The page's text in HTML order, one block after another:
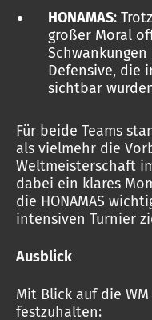
HONAMAS:
großer Moral
Defensive, die
sichtbar
Für beide Teams
als vielmehr die
Weltmeisterschaft
dabei ein klares
die HONAMAS
intensiven Turnier
Ausblick
Mit Blick auf die
festzuhalten: